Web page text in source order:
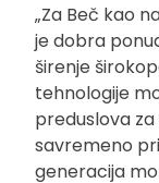
„Za Beč kao
je dobra
širenje
tehnologije
preduslova
savremeno
generacija